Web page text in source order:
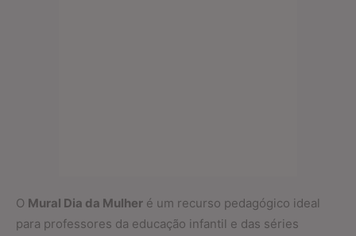
O Mural Dia da Mulher é um recurso pedagógico ideal
para professores da educação infantil e das séries